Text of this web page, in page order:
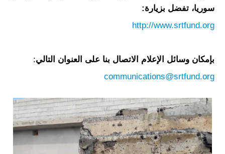
سوريا، تفضل بزيارة:
http://www.srtfund.org
بإمكان وسائل الإعلام الاتصال بنا على العنوان التالي:
communications@srtfund.org